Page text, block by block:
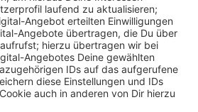
und Epe. Freitag (02.06.23) gehts
Festplatz vor der Bürgerhalle in
wird um 15.00 Uhr von der
Birgit Tegetmeyer
warten 15 Fahrgeschäfte,
oder Musikexpress.